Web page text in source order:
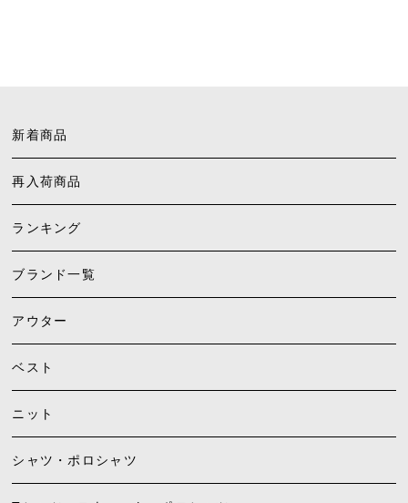
新着商品
再入荷商品
ランキング
ブランド一覧
アウター
ベスト
ニット
シャツ・ポロシャツ